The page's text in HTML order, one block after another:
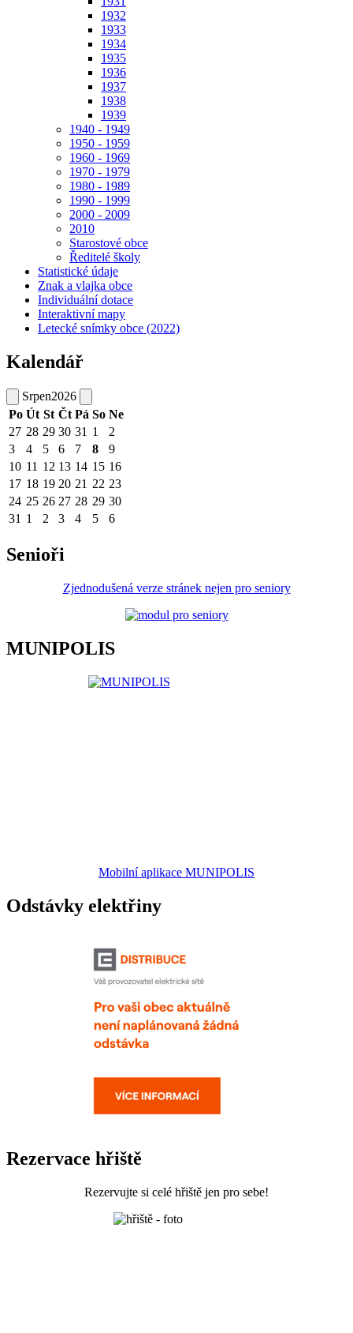
1932
1933
1934
1935
1936
1937
1938
1939
1940 - 1949
1950 - 1959
1960 - 1969
1970 - 1979
1980 - 1989
1990 - 1999
2000 - 2009
2010
Starostové obce
Ředitelé školy
Statistické údaje
Znak a vlajka obce
Individuální dotace
Interaktivní mapy
Letecké snímky obce (2022)
Kalendář
Srpen2026
Po Út St Čt Pá So Ne
27 28 29 30 31 1
2
3
4 5 6 7 8
9
10 11 12 13 14 15 16
17 18 19 20 21 22 23
24 25 26 27 28 29 30
31 1 2 3 4 5 6
Senioři
Zjednodušená verze stránek nejen pro seniory
MUNIPOLIS
Mobilní aplikace MUNIPOLIS
Odstávky elektřiny
Rezervace hřiště
Rezervujte si celé hřiště jen pro sebe!